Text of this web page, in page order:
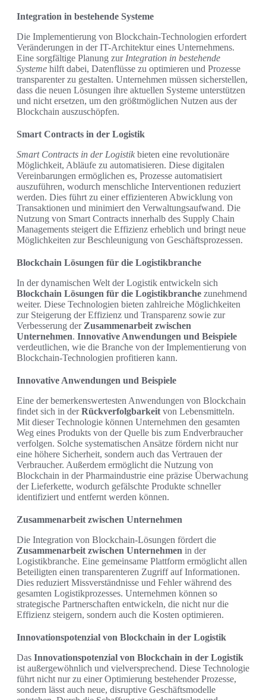
Integration in bestehende Systeme
Die Implementierung von Blockchain-Technologien erfordert
Veränderungen in der IT-Architektur eines Unternehmens.
Eine sorgfältige Planung zur Integration in bestehende
Systeme hilft dabei, Datenflüsse zu optimieren und Prozesse
transparenter zu gestalten. Unternehmen müssen sicherstellen,
dass die neuen Lösungen ihre aktuellen Systeme unterstützen
und nicht ersetzen, um den größtmöglichen Nutzen aus der
Blockchain auszuschöpfen.
Smart Contracts in der Logistik
Smart Contracts in der Logistik bieten eine revolutionäre
Möglichkeit, Abläufe zu automatisieren. Diese digitalen
Vereinbarungen ermöglichen es, Prozesse automatisiert
auszuführen, wodurch menschliche Interventionen reduziert
werden. Dies führt zu einer effizienteren Abwicklung von
Transaktionen und minimiert den Verwaltungsaufwand. Die
Nutzung von Smart Contracts innerhalb des Supply Chain
Managements steigert die Effizienz erheblich und bringt neue
Möglichkeiten zur Beschleunigung von Geschäftsprozessen.
Blockchain Lösungen für die Logistikbranche
In der dynamischen Welt der Logistik entwickeln sich
Blockchain Lösungen für die Logistikbranche zunehmend
weiter. Diese Technologien bieten zahlreiche Möglichkeiten
zur Steigerung der Effizienz und Transparenz sowie zur
Verbesserung der Zusammenarbeit zwischen
Unternehmen. Innovative Anwendungen und Beispiele
verdeutlichen, wie die Branche von der Implementierung von
Blockchain-Technologien profitieren kann.
Innovative Anwendungen und Beispiele
Eine der bemerkenswertesten Anwendungen von Blockchain
findet sich in derRückverfolgbarkeit von Lebensmitteln.
Mit dieser Technologie können Unternehmen den gesamten
Weg eines Produkts von der Quelle bis zum Endverbraucher
verfolgen. Solche systematischen Ansätze fördern nicht nur
eine höhere Sicherheit, sondern auch das Vertrauen der
Verbraucher. Außerdem ermöglicht die Nutzung von
Blockchain in der Pharmaindustrie eine präzise Überwachung
der Lieferkette, wodurch gefälschte Produkte schneller
identifiziert und entfernt werden können.
Zusammenarbeit zwischen Unternehmen
Die Integration von Blockchain-Lösungen fördert die
Zusammenarbeit zwischen Unternehmen in der
Logistikbranche. Eine gemeinsame Plattform ermöglicht allen
Beteiligten einen transparenteren Zugriff auf Informationen.
Dies reduziert Missverständnisse und Fehler während des
gesamten Logistikprozesses. Unternehmen können so
strategische Partnerschaften entwickeln, die nicht nur die
Effizienz steigern, sondern auch die Kosten optimieren.
Innovationspotenzial von Blockchain in der Logistik
Das Innovationspotenzial von Blockchain in der Logistik
ist außergewöhnlich und vielversprechend. Diese Technologie
führt nicht nur zu einer Optimierung bestehender Prozesse,
sondern lässt auch neue, disruptive Geschäftsmodelle